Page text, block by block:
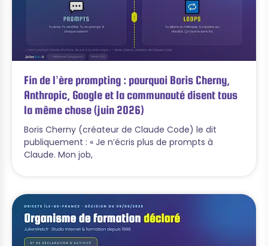
Fin de l’ère prompting : pourquoi Boris Cherny,
Anthropic, Google et la communauté disent tous
la même chose (juin 2026)
Boris Cherny (créateur de Claude Code) le dit
publiquement : « Je n’écris plus de prompts à
Claude. Mon job,